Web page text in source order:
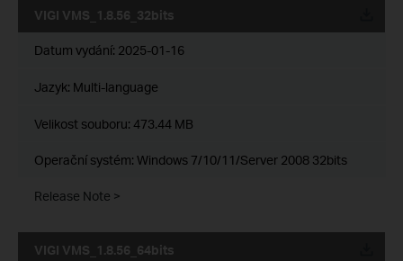
VIGI VMS_1.8.56_32bits
Datum vydání: 2025-01-16
Jazyk: Multi-language
Velikost souboru: 473.44 MB
Operační systém: Windows 7/10/11/Server 2008 32bits
Release Note >
VIGI VMS_1.8.56_64bits